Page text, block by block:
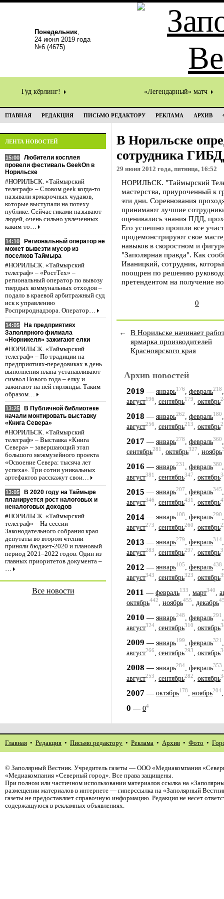
Понедельник,
24 июня 2019 года
№6 (4675)
Гуд кёрлинг! «Легендарный» матч
ГЛАВНАЯ РЕДАКЦИЯ ПИСЬМО РЕДАКТОРУ РЕКЛАМА АРХИВ
ЛЕНТА НОВОСТЕЙ
15:00
Любители косплея
провели фестиваль GeekOn в
Норильске
#НОРИЛЬСК. «Таймырский
телеграф» – Словом geek когда-то
называли ярмарочных чудаков,
которые выступали на потеху
публике. Сейчас гиками называют
людей, очень сильно увлеченных
каким-то…
14:10
Региональный оператор не
может вывезти мусор из
поселков Таймыра
#НОРИЛЬСК. «Таймырский
телеграф» – «РостТех» –
региональный оператор по вывозу
твердых коммунальных отходов –
подало в краевой арбитражный суд
иск к управлению
Росприроднадзора. Оператор…
14:05
На предприятиях
Заполярного филиала
«Норникеля» зажигают елки
#НОРИЛЬСК. «Таймырский
телеграф» – По традиции на
предприятиях-передовиках в день
выполнения плана устанавливают
символ Нового года – елку и
зажигают на ней гирлянды. Таким
образом…
13:25
В Публичной библиотеке
начали монтировать выставку
«Книга Севера»
#НОРИЛЬСК. «Таймырский
телеграф» – Выставка «Книга
Севера» – завершающий этап
большого межмузейного проекта
«Освоение Севера: тысяча лет
успеха». Три сотни уникальных
артефактов расскажут свои…
13:05
В 2020 году на Таймыре
планируется рост налоговых и
неналоговых доходов
#НОРИЛЬСК. «Таймырский
телеграф» – На сессии
Законодательного собрания края
депутаты во втором чтении
приняли бюджет-2020 и плановый
период 2021–2022 годов. Один из
главных приоритетов документа –
…
Все новости
В Норильске
сотрудника
29 июня 2012 года, пятница, 16:52
НОРИЛЬСК. "Таймырский
мастерства, приуроченный к
эти дни. Соревнования
принимают лучшие
оценивались знания ПДД,
Его успешно прошли все
продемонстрируют свое
навыков в скоростном и
"Заполярная правда". Как
Иваницкий, сотрудник,
поощрен по решению
претендентом на получение
0
←
В Норильске начинает
ярмарка производителей
Красноярского края
Архив новостей
2019 — январь176 февраль218
август196, сентябрь179, октябрь
2018 — январь262 февраль180
август256, сентябрь213, октябрь
2017 — январь278 февраль360
сентябрь281, октябрь327, ноябрь
2016 — январь231 февраль380
август381 сентябрь347 октябрь
2015 — январь207, февраль345
август346 сентябрь431 октябрь
2014 — январь108, февраль290
август273 сентябрь260 октябрь
2013 — январь279, февраль314
август283 сентябрь297 октябрь
2012 — январь105, февраль438
август343, сентябрь323, октябрь
2011 — февраль133 март340
октябрь442, ноябрь455, декабрь
2010 — январь248 февраль291
август324, сентябрь310, октябрь
2009 — январь199 февраль321
август266, сентябрь293, октябрь
2008 — январь284 февраль353
август253 сентябрь282 октябрь
2007 — октябрь178, ноябрь204
0 — 04
Главная • Редакция • Письмо редактору • Реклама • Архив • Фото •
© Заполярный Вестник. Учредитель газеты — ООО «Медиакомпания
«Медиакомпания «Северный город». Все права защищены.
При полном или частичном использовании материалов ссылка на
размещении материалов в интернете — гиперссылка на «Заполярный
газеты не предоставляет справочную информацию. Редакция не несет
содержащуюся в рекламных объявлениях.